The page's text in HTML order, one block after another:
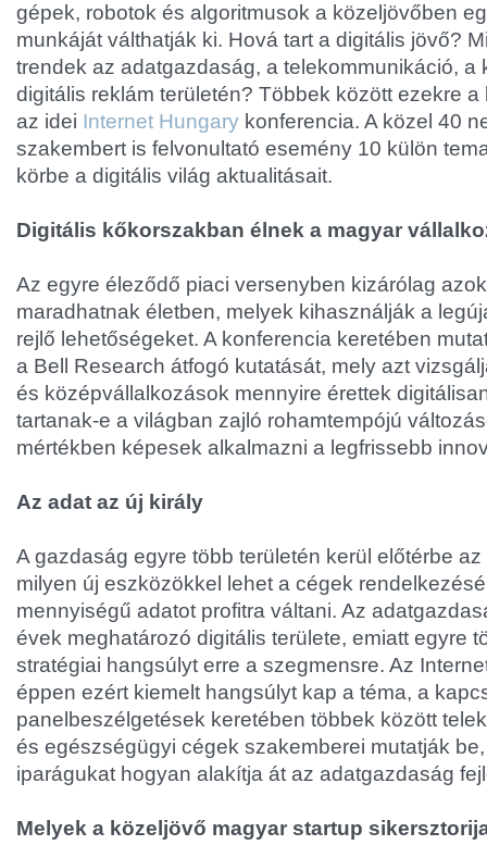
gépek, robotok és algoritmusok a közeljövőben
munkáját válthatják ki. Hová tart a digitális jövő?
trendek az adatgazdaság, a telekommunikáció, a
digitális reklám területén? Többek között ezekre
az idei Internet Hungary konferencia. A közel 40
szakembert is felvonultató esemény 10 külön
körbe a digitális világ aktualitásait.
Digitális kőkorszakban élnek a magyar
Az egyre éleződő piaci versenyben kizárólag
maradhatnak életben, melyek kihasználják a
rejlő lehetőségeket. A konferencia keretében
a Bell Research átfogó kutatását, mely azt
és középvállalkozások mennyire érettek
tartanak-e a világban zajló rohamtempójú
mértékben képesek alkalmazni a legfrissebb
Az adat az új király
A gazdaság egyre több területén kerül előtérbe
milyen új eszközökkel lehet a cégek
mennyiségű adatot profitra váltani. Az
évek meghatározó digitális területe, emiatt egyre
stratégiai hangsúlyt erre a szegmensre. Az
éppen ezért kiemelt hangsúlyt kap a téma, a
panelbeszélgetések keretében többek között
és egészségügyi cégek szakemberei mutatják
iparágukat hogyan alakítja át az adatgazdaság
Melyek a közeljövő magyar startup